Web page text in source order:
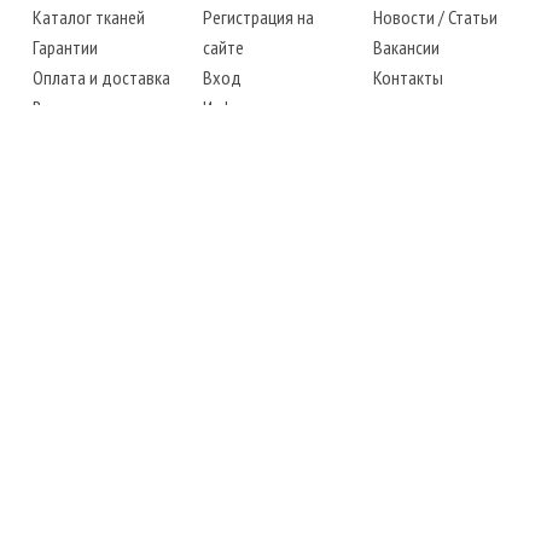
Каталог тканей
Гарантии
Оплата и доставка
Возврат товара
Регистрация на
сайте
Вход
Информация
Новости /Статьи
Вакансии
Контакты